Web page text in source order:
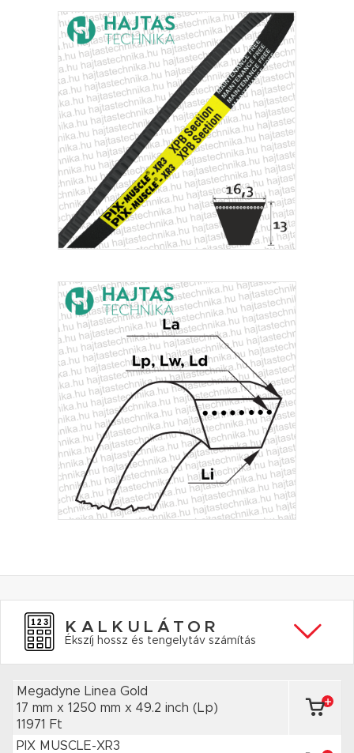
KALKULÁTOR
Ékszíj hossz és tengelytáv számítás
Megadyne Linea Gold
17 mm x 1250 mm x 49.2 inch (Lp)
11971 Ft
PIX MUSCLE-XR3